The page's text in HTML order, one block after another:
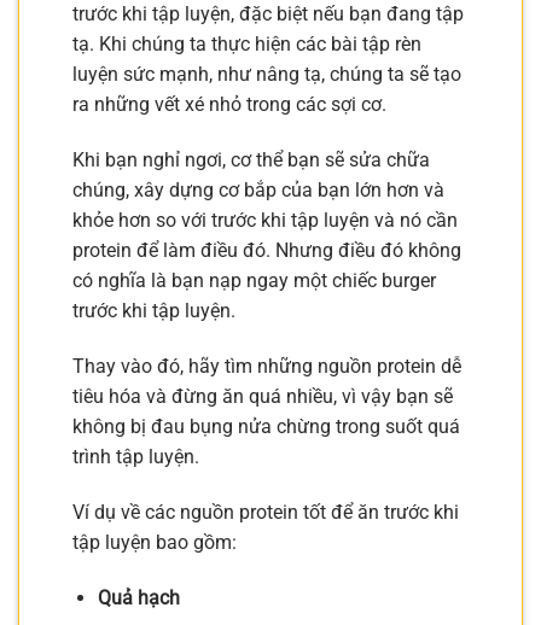
trước khi tập luyện, đặc biệt nếu bạn đang tập
tạ. Khi chúng ta thực hiện các bài tập rèn
luyện sức mạnh, như nâng tạ, chúng ta sẽ tạo
ra những vết xé nhỏ trong các sợi cơ.
Khi bạn nghỉ ngơi, cơ thể bạn sẽ sửa chữa
chúng, xây dựng cơ bắp của bạn lớn hơn và
khỏe hơn so với trước khi tập luyện và nó cần
protein để làm điều đó. Nhưng điều đó không
có nghĩa là bạn nạp ngay một chiếc burger
trước khi tập luyện.
Thay vào đó, hãy tìm những nguồn protein dễ
tiêu hóa và đừng ăn quá nhiều, vì vậy bạn sẽ
không bị đau bụng nửa chừng trong suốt quá
trình tập luyện.
Ví dụ về các nguồn protein tốt để ăn trước khi
tập luyện bao gồm:
Quả hạch